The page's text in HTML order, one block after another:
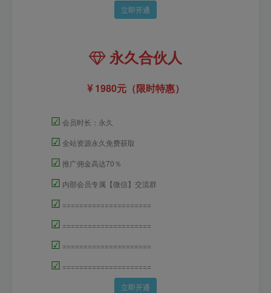
立即开通
永久合伙人
1980元（限时特惠）
☑ 会员时长：永久
☑ 全站资源永久免费获取
☑ 推广佣金高达70％
☑ 内部会员专属【微信】交流群
☑ =====================
☑ =====================
☑ =====================
☑ =====================
立即开通